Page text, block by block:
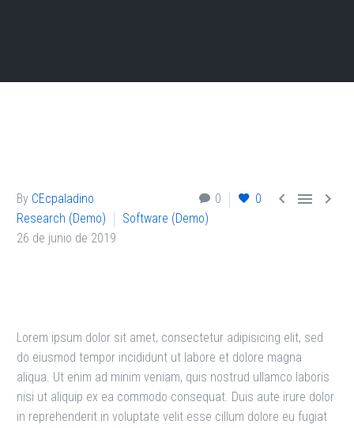
0 0   
By CEcpaladino
Research (Demo)
Software (Demo)
26 de junio de 2019
Lorem ipsum dolor sit amet, consectetur adipisicing elit, sed
do eiusmod tempor incididunt ut labore et dolore magna
aliqua. Ut enim ad minim veniam, quis nostrud ullamco laboris
nisi ut aliquip ex ea commodo consequat. Duis aute irure dolor
in reprehenderit in voluptate velit esse cillum dolore eu fugiat